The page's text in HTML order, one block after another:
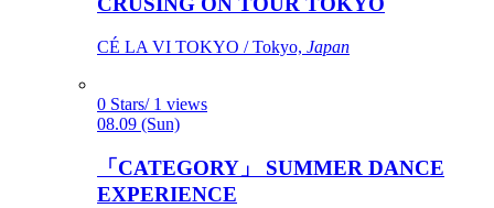
CÉ LA VI TOKYO / Tokyo, Japan
0 Stars/ 1 views
08.09 (Sun)
「CATEGORY」 SUMMER DANCE
EXPERIENCE